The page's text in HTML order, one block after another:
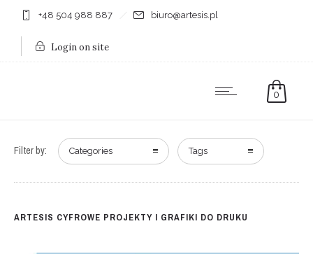
+48 504 988 887 biuro@artesis.pl
Login on site
0
Filter by: Categories Tags
ARTESIS CYFROWE PROJEKTY I GRAFIKI DO DRUKU